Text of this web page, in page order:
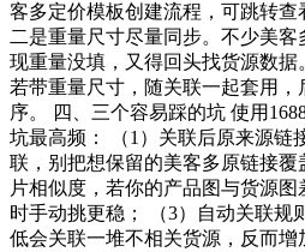
客多定价模板创建流程，可跳转
二是重量尺寸尽量同步。不少美
现重量没填，又得回头找货源数据
若带重量尺寸，随关联一起套用
序。 四、三个容易踩的坑 使用
坑最高频： （1）关联后原来源链
联，别把想保留的美客多原链接覆
片相似度，若你的产品图与货源
时手动挑更稳； （3）自动关联规
低会关联一堆不相关货源，反而增